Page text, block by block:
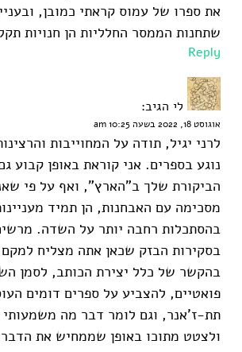
את ספרו של עמוס קראתי כמובן,
שתחנות הממסר החלליות הן חנויות
Reply
לי הגיב:
אוגוסט 18, 2022 בשעה 10:25 am
לרני יגיל, תודה על המחוייבות
נוגע בספרים. אני קוראת באופן קבוע
הביקורת שלך ב"הארץ", ואף על פי
מסכימה עם האבחנות, הן תמיד
בהסתכלות רחבה יותר על השדה.
בסקירות הבזק שכאן אתה מצליח
בהקשר של כלל יצירת הכותב, לסמן
פואטיים, להצביע על ספרים דומים
תת-ז'אנר, וגם לומר דבר מה משמעותי
ולצטט מתוכו באופן שממחיש את